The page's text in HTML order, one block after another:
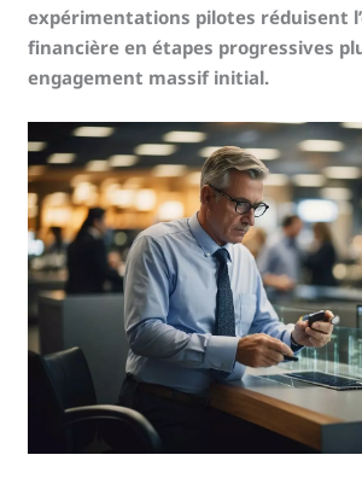
expérimentations pilotes réduisent
financière en étapes progressives
engagement massif initial.